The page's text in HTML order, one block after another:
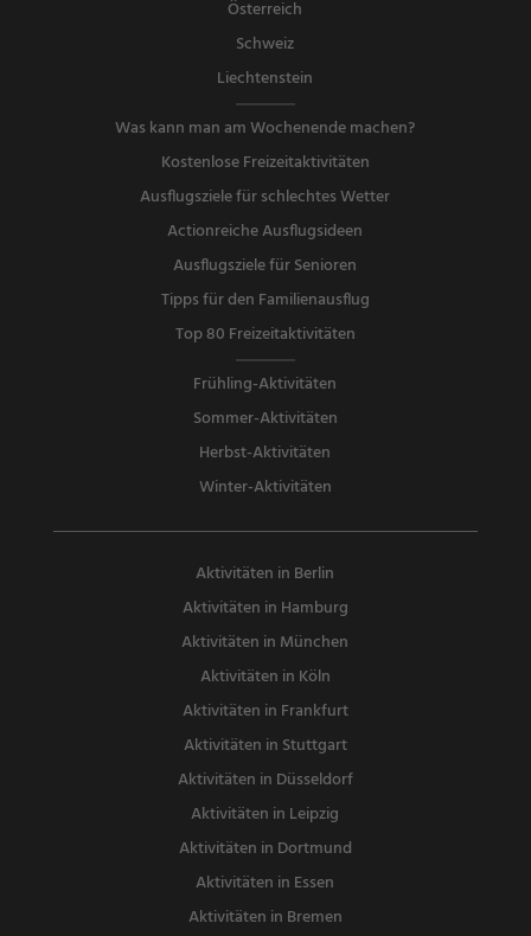
Österreich
Schweiz
Liechtenstein
Was kann man am Wochenende machen?
Kostenlose Freizeitaktivitäten
Ausflugsziele für schlechtes Wetter
Actionreiche Ausflugsideen
Ausflugsziele für Senioren
Tipps für den Familienausflug
Top 80 Freizeitaktivitäten
Frühling-Aktivitäten
Sommer-Aktivitäten
Herbst-Aktivitäten
Winter-Aktivitäten
Aktivitäten in Berlin
Aktivitäten in Hamburg
Aktivitäten in München
Aktivitäten in Köln
Aktivitäten in Frankfurt
Aktivitäten in Stuttgart
Aktivitäten in Düsseldorf
Aktivitäten in Leipzig
Aktivitäten in Dortmund
Aktivitäten in Essen
Aktivitäten in Bremen